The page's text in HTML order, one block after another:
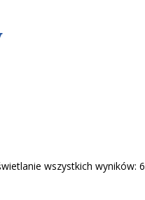
wszystkich wyników: 6